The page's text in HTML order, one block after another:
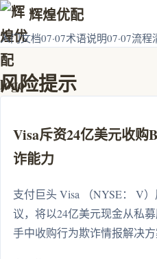
辉煌优配
入门文档07·07术语说明07·07流程
风险提示
Visa斥资24亿美元收
诈能力
支付巨头 Visa （NYSE： V
议，将以24亿美元现金从私
手中收购行为欺诈情报解决方